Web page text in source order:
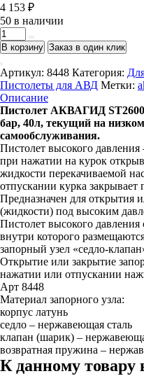
4 153 ₽
50 в наличии
Количество
товара
Пистолет
ST2600
3/8г
-
1/4"г
поворотный,
310
бар,
40л,
текущий
на
низком
давлении,
для
моек
самообслуживания.
В корзину Заказ в один клик
Артикул: 8448 Категория:
Пистолеты для АВД Метки:
Описание
Пистолет АКВАГИД
бар, 40л, текущий на
самообслуживания.
Пистолет высокого давления
при нажатии на курок
жидкости перекачиваемой
отпускании курка закрывает
Предназначен для открытия
(жидкости) под высоким
Пистолет высокого давления
внутри которого
запорный узел «седло-
Открытие или закрытие
нажатии или отпускании
Арт 8448
Материал запорного узла:
корпус латунь
седло – нержавеющая сталь
клапан (шарик) –
возвратная пружина –
К данному товару